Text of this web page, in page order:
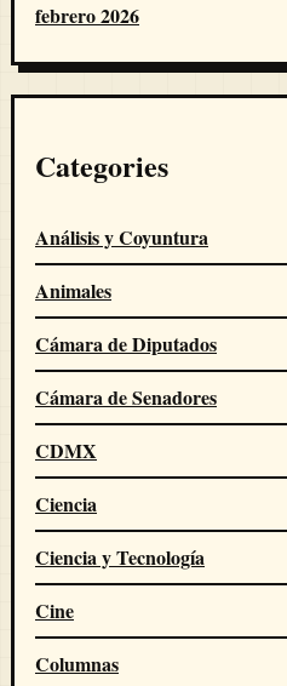
febrero 2026
Categories
Análisis y Coyuntura
Animales
Cámara de Diputados
Cámara de Senadores
CDMX
Ciencia
Ciencia y Tecnología
Cine
Columnas